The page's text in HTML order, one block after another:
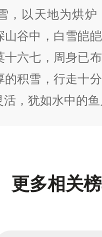
，以天地为烘
山谷中，白雪皑
十六七，周身已
的积雪，行走十
活，犹如水中的
更多相关